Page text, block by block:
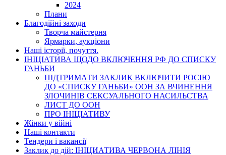
2024
Плани
Благодійні заходи
Творча майстерня
Ярмарки, аукціони
Наші історії, почуття.
ІНІЦІАТИВА ЩОДО ВКЛЮЧЕННЯ РФ ДО СПИСКУ
ГАНЬБИ
ПІДТРИМАТИ ЗАКЛИК ВКЛЮЧИТИ РОСІЮ
ДО «СПИСКУ ГАНЬБИ» ООН ЗА ВЧИНЕННЯ
ЗЛОЧИНІВ СЕКСУАЛЬНОГО НАСИЛЬСТВА
ЛИСТ ДО ООН
ПРО ІНІЦІАТИВУ
Жінки у війні
Наші контакти
Тендери і вакансії
Заклик до дій: ІНІЦИАТИВА ЧЕРВОНА ЛІНІЯ